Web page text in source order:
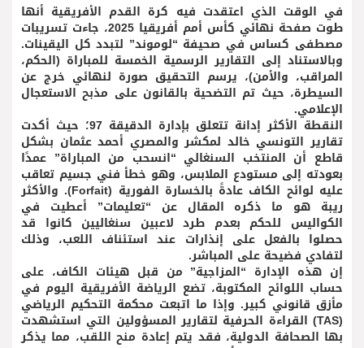
في الوقت الذي اعتقدت فيه كرة القدم الأفريقية أنها
طوت صفحة نهائي كأس أمم أفريقيا 2025، جاءت تسريبات
مصطفى كساس في صحيفة “لوموند” لتبدد كل اليقينات.
وبالاستناد إلى التقارير الرسمية الخمسة للمباراة (الحكم،
المراقب، والأمن)، يرسم التحقيق صورة لنهائي خرج عن
السيطرة، حيث تم التضحية بالقانون على مذبح الاستعجال
الإعلامي.
النقطة الأكثر إدانة تتعلق بإدارة الدقيقة 97؛ حيث أكدت
تقارير التونسي خالد لمكشر والمصري أحمد عثمان بشكل
قاطع أن المنتخب السنغالي “انسحب من المباراة” عمدًا
بعودته إلى مستودع الملابس، وهو خطأ فني جسيم تعاقب
عليه لوائح الكاف عادةً بالخسارة الفورية (Forfait). والأكثر
ريبة هو ما ذكره المقال عن “تعليمات” أعطيت في
الكواليس للحكم بعدم طرد لاعبين سنغاليين كانوا قد
حصلوا بالفعل على إنذارات عند استئناف اللعب، وذلك
لتفادي فضيحة على المباشر.
إن هذه الإدارة “المزاجية” من قبل هيئات الكاف، على
حساب اللوائح المكتوبة، تضع الرياضة الأفريقية اليوم في
مأزق قانوني كبير. وإذا ما اتبعت محكمة التحكيم الرياضي
(TAS) القراءة الحرفية لتقارير المسؤولين التي استشهدت
بها الصحافة الدولية، فقد يتم إعادة منح اللقب، مما يذكر